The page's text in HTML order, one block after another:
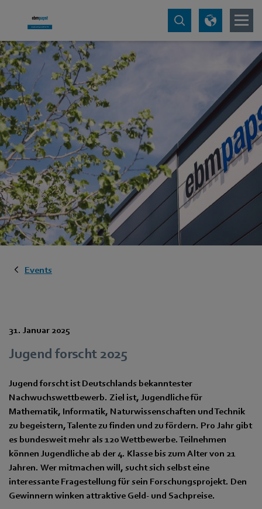
Events
31. Januar 2025
Jugend forscht 2025
Jugend forscht ist Deutschlands bekanntester
Nachwuchswettbewerb. Ziel ist, Jugendliche für
Mathematik, Informatik, Naturwissenschaften und Technik
zu begeistern, Talente zu finden und zu fördern. Pro Jahr gibt
es bundesweit mehr als 120 Wettbewerbe. Teilnehmen
können Jugendliche ab der 4. Klasse bis zum Alter von 21
Jahren. Wer mitmachen will, sucht sich selbst eine
interessante Fragestellung für sein Forschungsprojekt. Den
Gewinnern winken attraktive Geld- und Sachpreise.